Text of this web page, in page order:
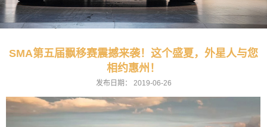
SMA第五届飘移赛震撼来袭！这个盛夏，外星人与您
相约惠州！
发布日期： 2019-06-26